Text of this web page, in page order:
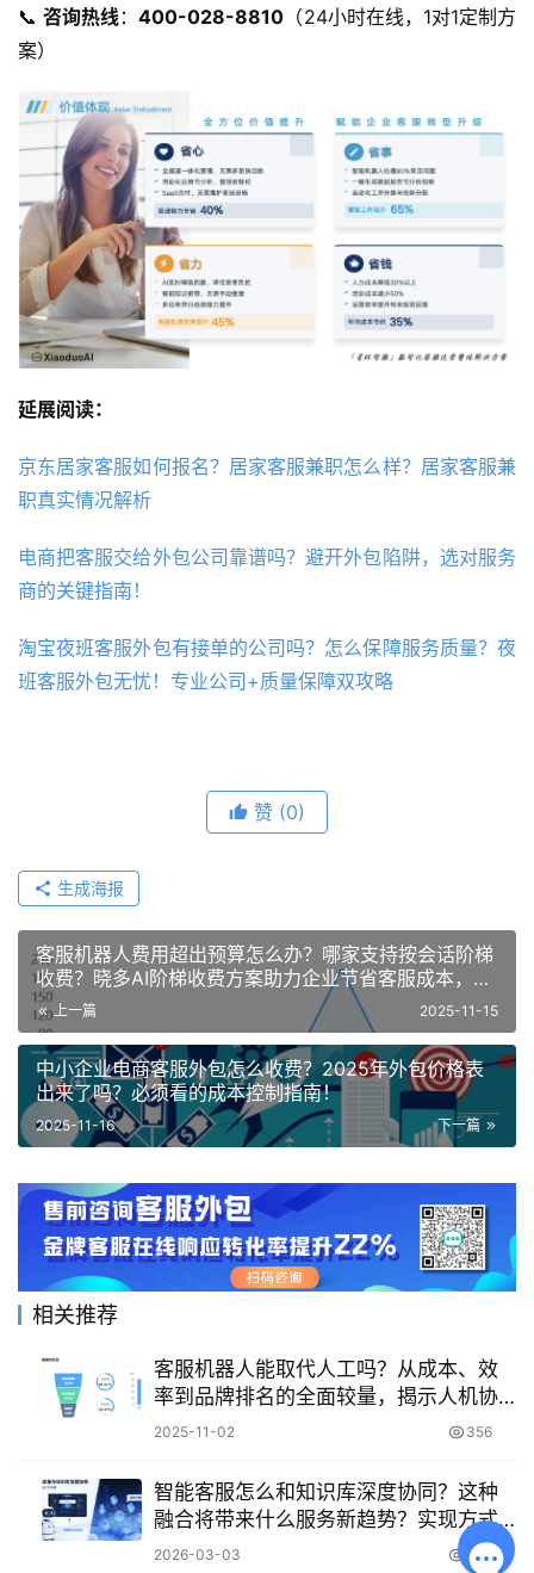
📞 ​咨询热线​：​400-028-8810 ​（24小时在线，1对1定制方
案）
延展阅读：
京东居家客服如何报名？居家客服兼职怎么样？居家客服兼
职真实情况解析
电商把客服交给外包公司靠谱吗？避开外包陷阱，选对服务
商的关键指南！
淘宝夜班客服外包有接单的公司吗？怎么保障服务质量？夜
班客服外包无忧！专业公司+质量保障双攻略
赞 (0)
生成海报
客服机器人费用超出预算怎么办？哪家支持按会话阶梯
收费？晓多AI阶梯收费方案助力企业节省客服成本，实
现降本增效双重突破！
上一篇 2025-11-15
中小企业电商客服外包怎么收费？2025年外包价格表
出来了吗？必须看的成本控制指南！
下一篇
2025-11-16
相关推荐
客服机器人能取代人工吗？从成本、效
率到品牌排名的全面较量，揭示人机协
同的未来与企业的战略抉择！
2025-11-02 356
智能客服怎么和知识库深度协同？这种
融合将带来什么服务新趋势？实现方式
与服务新趋势解读！
2026-03-03 253